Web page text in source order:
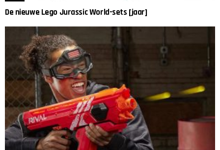
De nieuwe Lego Jurassic World-sets [jaar]